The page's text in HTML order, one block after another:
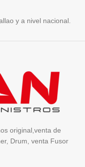
y a nivel nacional.
original,venta de
Drum, venta Fusor